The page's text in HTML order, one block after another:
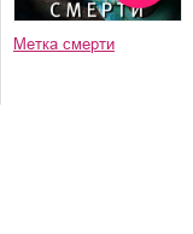
Метка смерти